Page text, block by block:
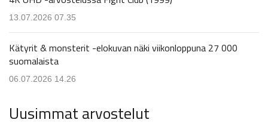
13.07.2026 07.35
Kätyrit & monsterit -elokuvan näki viikonloppuna 27 000
suomalaista
06.07.2026 14.26
Uusimmat arvostelut